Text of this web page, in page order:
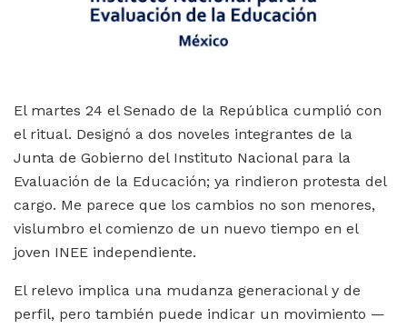
El martes 24 el Senado de la República cumplió con
el ritual. Designó a dos noveles integrantes de la
Junta de Gobierno del Instituto Nacional para la
Evaluación de la Educación; ya rindieron protesta del
cargo. Me parece que los cambios no son menores,
vislumbro el comienzo de un nuevo tiempo en el
joven INEE independiente.
El relevo implica una mudanza generacional y de
perfil, pero también puede indicar un movimiento —